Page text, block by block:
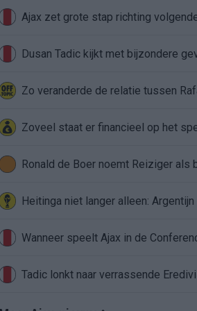
Ajax zet grote stap richting
Dusan Tadic kijkt met bijzondere
Zo veranderde de relatie tussen
Zoveel staat er financieel op het
Ronald de Boer noemt Reiziger als
Heitinga niet langer alleen:
Wanneer speelt Ajax in de
Tadic lonkt naar verrassende